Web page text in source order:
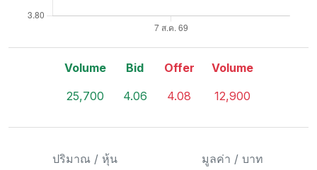
Volume
25,700
Bid
4.06
Offer
4.08
Volume
12,900
ปริมาณ / หุ้น
มูลค่า / บาท